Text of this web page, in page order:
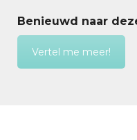
Benieuwd naar
Vertel me meer!